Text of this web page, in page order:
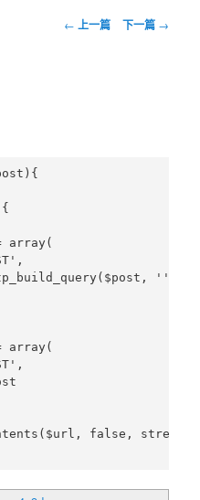
文
← 上一篇 下一篇 →
array(
'',
array(
false,